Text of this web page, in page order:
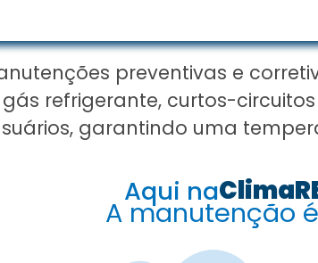
preventivas e
refrigerante, curtos-
garantindo uma
Aqui na
A manutenção é